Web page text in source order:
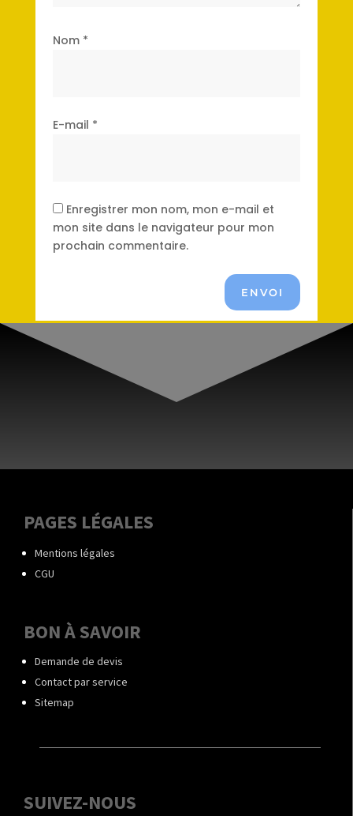
Nom *
E-mail *
Enregistrer mon nom, mon e-mail et
mon site dans le navigateur pour mon
prochain commentaire.
ENVOI
PAGES LÉGALES
Mentions légales
CGU
BON À SAVOIR
Demande de devis
Contact par service
Sitemap
SUIVEZ-NOUS